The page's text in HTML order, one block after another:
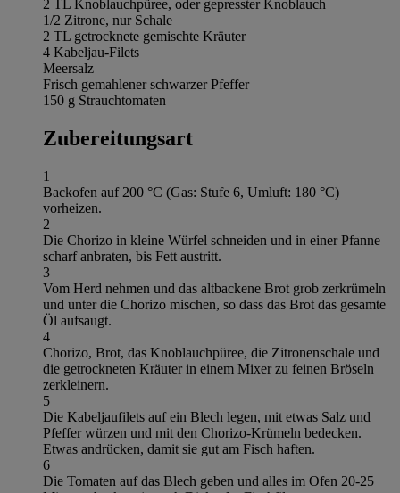
2 TL Knoblauchpüree, oder gepresster Knoblauch
1/2 Zitrone, nur Schale
2 TL getrocknete gemischte Kräuter
4 Kabeljau-Filets
Meersalz
Frisch gemahlener schwarzer Pfeffer
150 g Strauchtomaten
Zubereitungsart
1
Backofen auf 200 °C (Gas: Stufe 6, Umluft: 180 °C)
vorheizen.
2
Die Chorizo in kleine Würfel schneiden und in einer Pfanne
scharf anbraten, bis Fett austritt.
3
Vom Herd nehmen und das altbackene Brot grob zerkrümeln
und unter die Chorizo mischen, so dass das Brot das gesamte
Öl aufsaugt.
4
Chorizo, Brot, das Knoblauchpüree, die Zitronenschale und
die getrockneten Kräuter in einem Mixer zu feinen Bröseln
zerkleinern.
5
Die Kabeljaufilets auf ein Blech legen, mit etwas Salz und
Pfeffer würzen und mit den Chorizo-Krümeln bedecken.
Etwas andrücken, damit sie gut am Fisch haften.
6
Die Tomaten auf das Blech geben und alles im Ofen 20-25